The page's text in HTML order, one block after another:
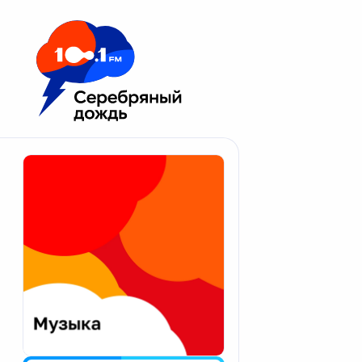
Москва 100.1 FM
Апатиты
Екатеринбург
Калининград
Калуга